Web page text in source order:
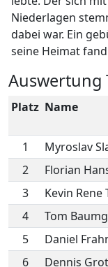
Niederlagen
dabei war. Ein
seine Heimat
Auswertung
Platz Name
1
Myroslav
2
Florian
3
Kevin Rene
4
Tom
5
Daniel
6
Dennis